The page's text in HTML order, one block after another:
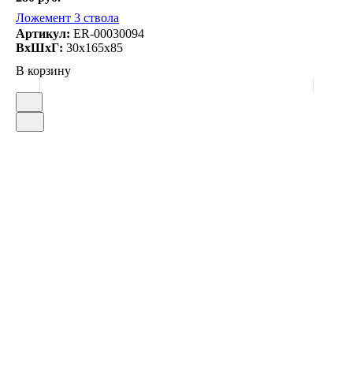
Ложемент 3 ствола
Артикул: ER-00030094
ВxШxГ: 30x165x85
В корзину